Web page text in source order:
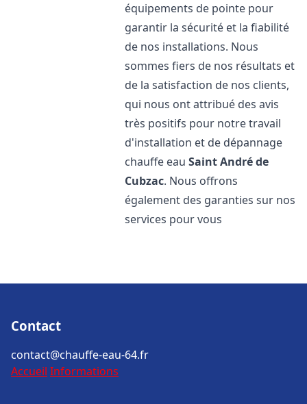
équipements de pointe pour
garantir la sécurité et la fiabilité
de nos installations. Nous
sommes fiers de nos résultats et
de la satisfaction de nos clients,
qui nous ont attribué des avis
très positifs pour notre travail
d'installation et de dépannage
chauffe eauSaint André de
Cubzac. Nous offrons
également des garanties sur nos
services pour vous
Contact
contact@chauffe-eau-64.fr
Accueil Informations